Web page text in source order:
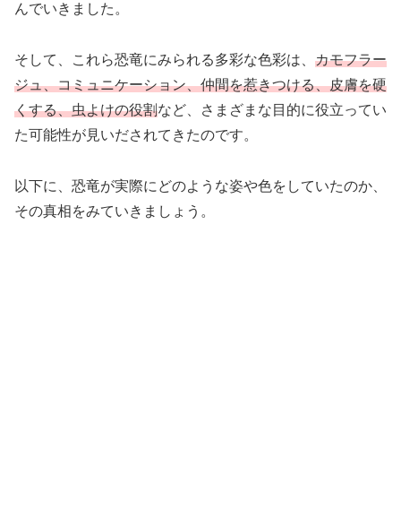
んでいきました。
そして、これら恐竜にみられる多彩な色彩は、 カモフラー
ジュ、コミュニケーション、仲間を惹きつける、皮膚を硬
くする、虫よけの役割など、さまざまな目的に役立ってい
た可能性が見いだされてきたのです。
以下に、恐竜が実際にどのような姿や色をしていたのか、
その真相をみていきましょう。